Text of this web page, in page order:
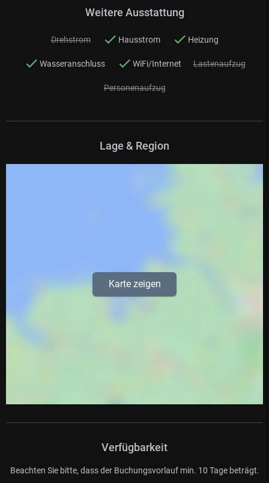
Weitere Ausstattung
Drehstrom Hausstrom Heizung
Wasseranschluss WiFi/Internet Lastenaufzug
Personenaufzug
Lage & Region
Karte zeigen
Verfügbarkeit
Beachten Sie bitte, dass der Buchungsvorlauf min. 10 Tage beträgt.